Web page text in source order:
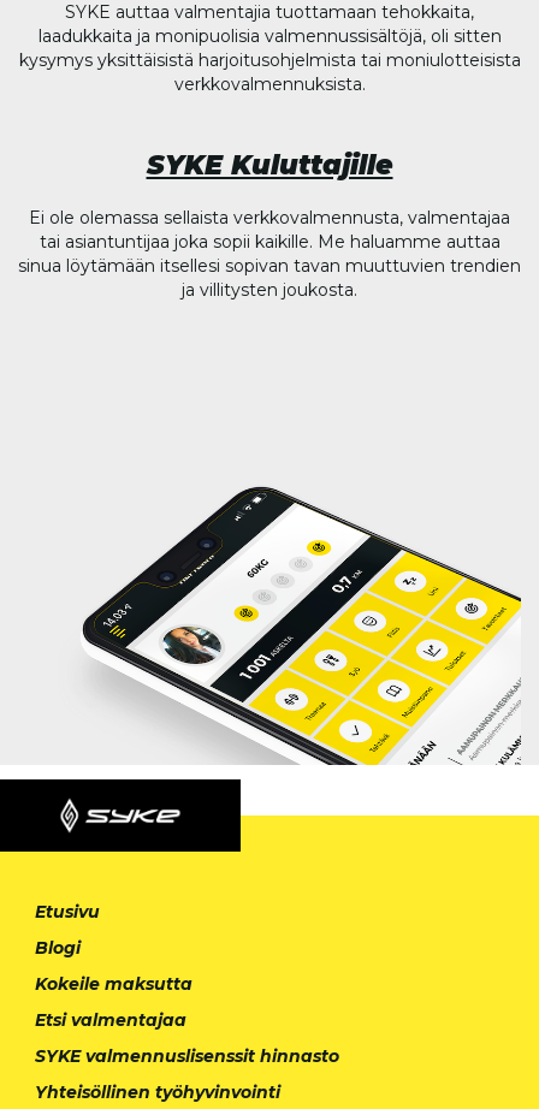
SYKE auttaa valmentajia tuottamaan tehokkaita,
laadukkaita ja monipuolisia valmennussisältöjä, oli sitten
kysymys yksittäisistä harjoitusohjelmista tai moniulotteisista
verkkovalmennuksista.
SYKE Kuluttajille
Ei ole olemassa sellaista verkkovalmennusta, valmentajaa
tai asiantuntijaa joka sopii kaikille. Me haluamme auttaa
sinua löytämään itsellesi sopivan tavan muuttuvien trendien
ja villitysten joukosta.
Etusivu
Blogi
Kokeile maksutta
Etsi valmentajaa
SYKE valmennuslisenssit hinnasto
Yhteisöllinen työhyvinvointi